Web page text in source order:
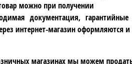
можно при получении
документация,
интернет-магазин оформляются
магазинах мы можем